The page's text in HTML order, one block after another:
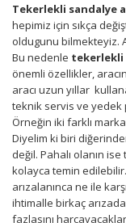
Tekerlekli sandalye
hepimiz için sıkça
oldugunu bilmekteyiz.
Bu nedenle tekerlekli
önemli özellikler,
aracı uzun yıllar
teknik servis ve yedek
Örneğin iki farklı
Diyelim ki biri
değil. Pahalı olanın
kolayca temin edilebilir.
arızalanınca ne ile
ihtimalle birkaç
fazlasını